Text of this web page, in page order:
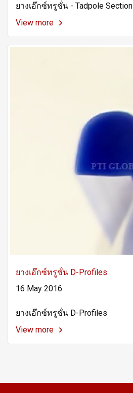
ยางเอ๊กซ์ทรูชั่น - Tadpole Section
View more
ยางเอ๊กซ์ทรูชั่น D-Profiles
16 May 2016
ยางเอ๊กซ์ทรูชั่น D-Profiles
View more